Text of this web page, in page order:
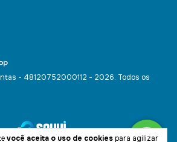
você aceita o uso de cookiespara agilizar
- 48120752000112 - 2026. Todos os